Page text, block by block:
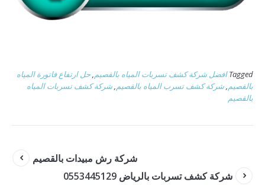
Tagged افضل شركة كشف تسربات المياه بالقصيم حل ارتفاع فاتورة المياه
بالقصيم شركة كشف تسرب المياه بالقصيم شركة كشف تسربات المياه
بالقصيم
شركة رش مبيدات بالقصيم
شركة كشف تسربات بالرياض 0553445129